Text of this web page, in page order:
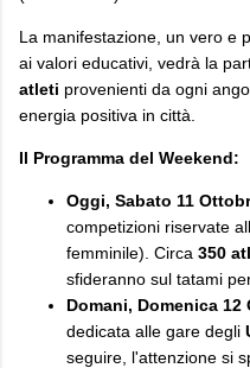
​La manifestazione, un vero e
ai valori educativi, vedrà la
atleti provenienti da ogni
energia positiva in città.
Il Programma del Weekend:
Oggi, Sabato 11
competizioni riservate
femminile). Circa 350
sfideranno sul tatami
Domani, Domenica 12
dedicata alle gare degli
seguire, l'attenzione si